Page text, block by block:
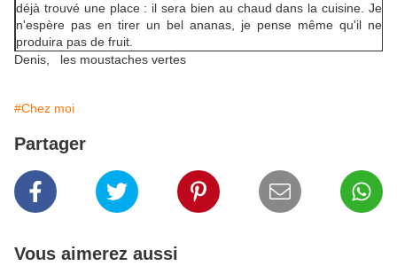
déjà trouvé une place : il sera bien au chaud dans la cuisine. Je
n'espère pas en tirer un bel ananas, je pense même qu'il ne
produira pas de fruit.
Denis, les moustaches vertes
#Chez moi
Partager
Vous aimerez aussi